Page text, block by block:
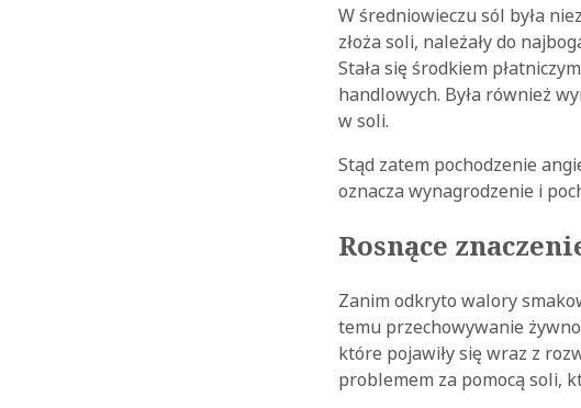
W średniowieczu sól była
złoża soli, należały do
Stała się środkiem
handlowych. Była również
w soli.
Stąd zatem pochodzenie
oznacza wynagrodzenie i
Rosnące
Zanim odkryto walory
temu przechowywanie
które pojawiły się wraz z
problemem za pomocą soli,